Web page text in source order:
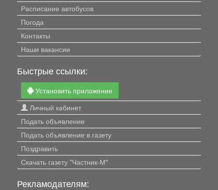
Расписание автобусов
Погода
Контакты
Наши вакансии
Быстрые ссылки:
Установить приложение
Личный кабинет
Подать объявление
Подать объявление в газету
Поздравить
Скачать газету "Частник-М"
Рекламодателям: